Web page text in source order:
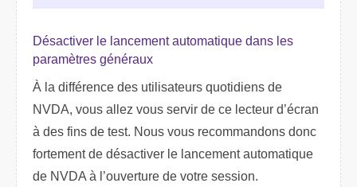
Désactiver le lancement automatique dans les
paramètres généraux
À la différence des utilisateurs quotidiens de
NVDA, vous allez vous servir de ce lecteur d’écran
à des fins de test. Nous vous recommandons donc
fortement de désactiver le lancement automatique
de NVDA à l’ouverture de votre session.